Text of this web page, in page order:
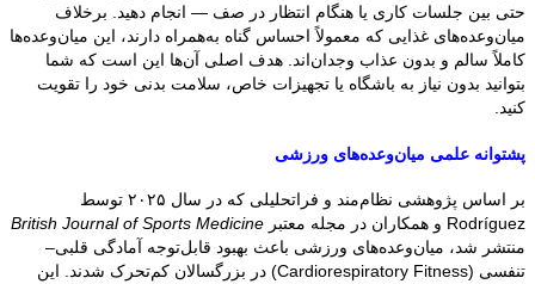
حتی بین جلسات کاری یا هنگام انتظار در صف — انجام دهید. برخلاف
میان‌وعده‌های غذایی که معمولاً احساس گناه به‌همراه دارند، این میان‌وعده‌ها
کاملاً سالم و بدون عذاب وجدان‌اند. هدف اصلی آن‌ها این است که شما
بتوانید بدون نیاز به باشگاه یا تجهیزات خاص، سلامت بدنی خود را تقویت
کنید.
پشتوانه علمی میان‌وعده‌های ورزشی
بر اساس پژوهشی نظام‌مند و فراتحلیلی که در سال ۲۰۲۵ توسط
Rodríguez و همکاران در مجله معتبر
British Journal of Sports Medicine
منتشر شد، میان‌وعده‌های ورزشی باعث بهبود قابل‌توجه آمادگی قلبی–
تنفسی (Cardiorespiratory Fitness) در بزرگسالان کم‌تحرک شدند. این